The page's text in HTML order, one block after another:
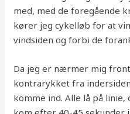
med, med de foregående
kører jeg cykelløb for at
vindsiden og forbi de
Da jeg er nærmer mig
kontrarykket fra
komme ind. Alle lå på linie,